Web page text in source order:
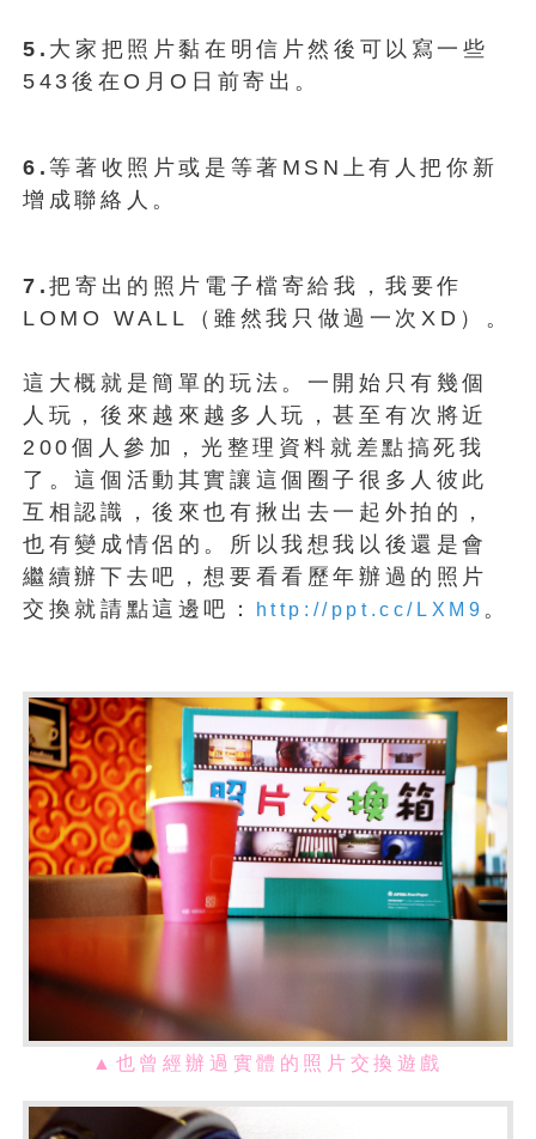
5. 大家把照片黏在明信片然後可以寫一些
543後在O月O日前寄出。
6.等著收照片或是等著MSN上有人把你新
增成聯絡人。
7.把寄出的照片電子檔寄給我，我要作
LOMO WALL（雖然我只做過一次XD）。
這大概就是簡單的玩法。一開始只有幾個
人玩，後來越來越多人玩，甚至有次將近
200個人參加，光整理資料就差點搞死我
了。這個活動其實讓這個圈子很多人彼此
互相認識，後來也有揪出去一起外拍的，
也有變成情侶的。所以我想我以後還是會
繼續辦下去吧，想要看看歷年辦過的照片
交換就請點這邊吧：
http://ppt.cc/LXM9 。
▲也曾經辦過實體的照片交換遊戲